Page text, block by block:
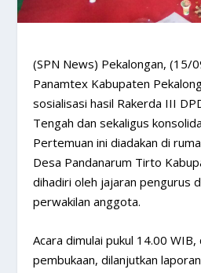
​(SPN News) Pekalongan, (15/
Panamtex Kabupaten
sosialisasi hasil Rakerda III
Tengah dan sekaligus
Pertemuan ini diadakan di
Desa Pandanarum Tirto
dihadiri oleh jajaran pengurus
perwakilan anggota.
Acara dimulai pukul 14.00 WIB,
pembukaan, dilanjutkan